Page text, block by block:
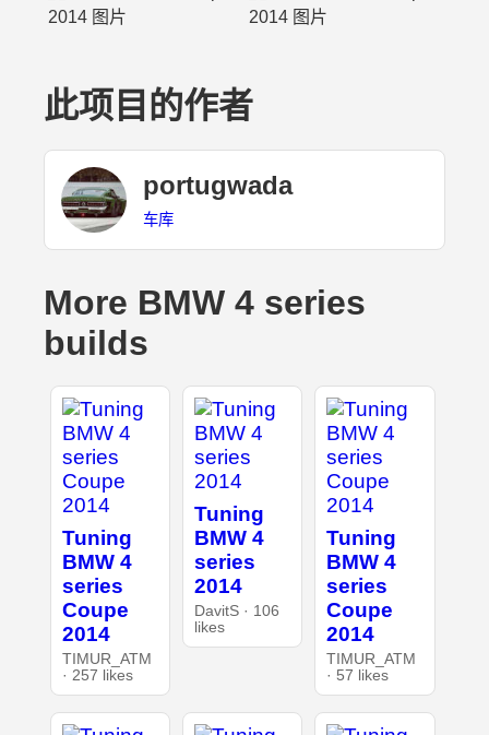
此项目的作者
portugwada
车库
More BMW 4 series
builds
Tuning
BMW 4
series
Coupe
2014
TIMUR_ATM
· 257 likes
Tuning
BMW 4
series
2014
DavitS · 106
likes
Tuning
BMW 4
series
Coupe
2014
TIMUR_ATM
· 57 likes